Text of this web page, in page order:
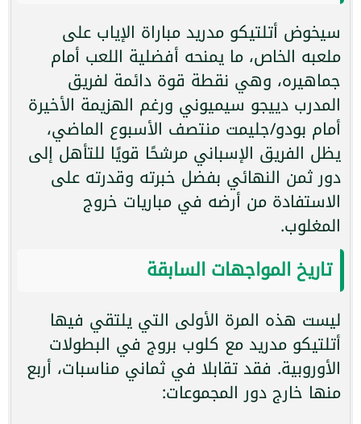
سيخوض أتلتيكو مدريد مباراة الإياب على
ملعبه الخاص، ما يمنحه أفضلية اللعب أمام
جماهيره، وهي نقطة قوة دائمة لفريق
المدرب دييجو سيميوني ورغم الهزيمة الأخيرة
أمام بودو/جليمت منتصف الأسبوع الماضي،
يظل الفريق الإسباني مرشحًا قويًا للتأهل إلى
دور ثمن النهائي بفضل خبرته وقدرته على
الاستفادة من أرضه في مباريات خروج
المغلوب.
تاريخ المواجهات السابقة
ليست هذه المرة الأولى التي يلتقي فيها
أتلتيكو مدريد مع كلوب بروج في البطولات
الأوروبية. فقد تقابلا في ثماني مناسبات، أربع
منها خارج دور المجموعات: